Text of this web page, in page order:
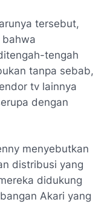
tersebut,
bahwa
tengah
tanpa sebab,
tv lainnya
dengan
menyebutkan
distribusi yang
didukung
Akari yang